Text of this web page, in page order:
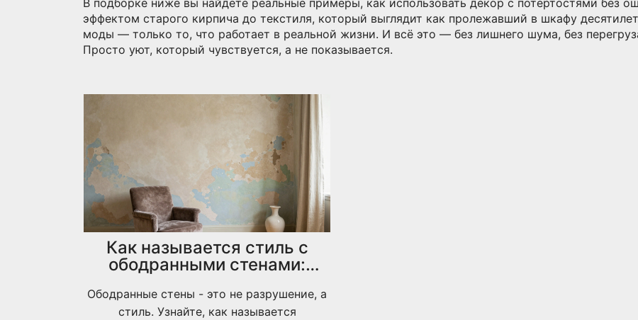
эффектом старого кирпича до текстиля, который выглядит как пролежавший в шкафу
моды — только то, что работает в реальной жизни. И всё это — без лишнего шума, без
Просто уют, который чувствуется, а не показывается.
Как называется стиль с
ободранными стенами:
создать
Ободранные стены - это не разрушение, а
стиль. Узнайте, как называется